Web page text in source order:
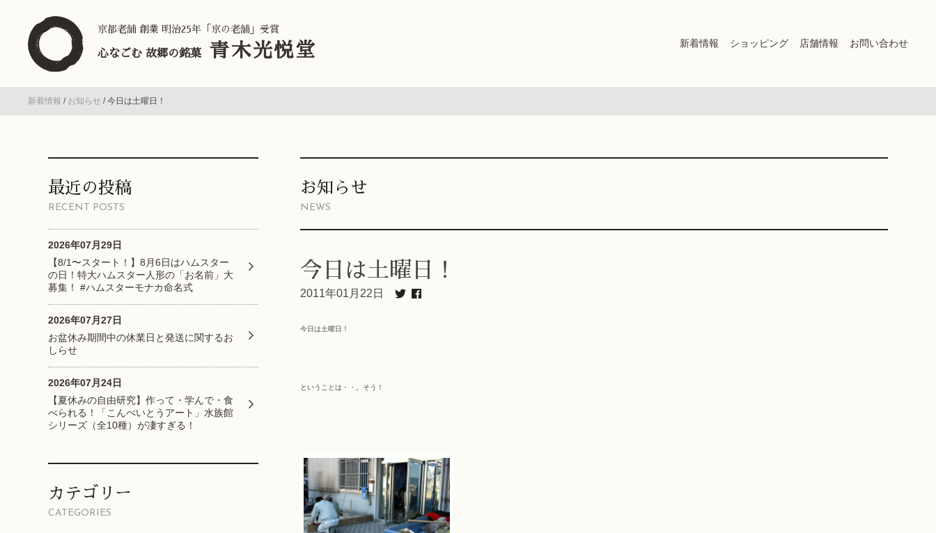
京都老舗 創業 明治25年「京の老舗」受賞
心なごむ 故郷の銘菓 青木光悦堂 新着情報 ショッピング 店舗情報 お問い合わせ
新着情報 / お知らせ /今日は土曜日！
最近の投稿
RECENT POSTS
2026年07月29日
【8/1〜スタート！】8月6日はハムスター
の日！特大ハムスター人形の「お名前」大
募集！ #ハムスターモナカ命名式
2026年07月27日
お盆休み期間中の休業日と発送に関するお
しらせ
2026年07月24日
【夏休みの自由研究】作って・学んで・食
べられる！「こんぺいとうアート」水族館
シリーズ（全10種）が凄すぎる！
カテゴリー
CATEGORIES
お知らせ
NEWS
今日は土曜日！
2011年01月22日
今日は土曜日！
ということは・・。そう！